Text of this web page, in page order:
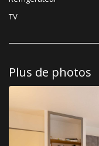
TV
Plus de photos